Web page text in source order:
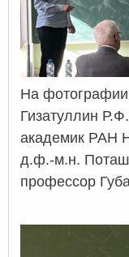
На
Гизатуллин
академик РАН
д.ф.-м.н.
профессор